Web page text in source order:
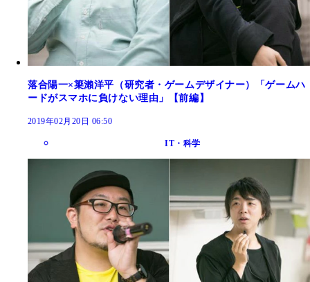
落合陽一×簗瀨洋平（研究者・ゲームデザイナー）「ゲームハ
ードがスマホに負けない理由」【前編】
2019年02月20日 06:50
IT・科学